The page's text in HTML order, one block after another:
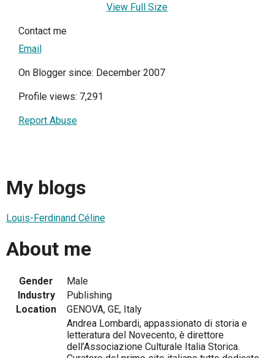
View Full Size
Contact me
Email
On Blogger since: December 2007
Profile views: 7,291
Report Abuse
My blogs
Louis-Ferdinand Céline
About me
Gender
Male
Industry
Publishing
Location
GENOVA, GE, Italy
Andrea Lombardi, appassionato di storia e
letteratura del Novecento, è direttore
dell’Associazione Culturale Italia Storica.